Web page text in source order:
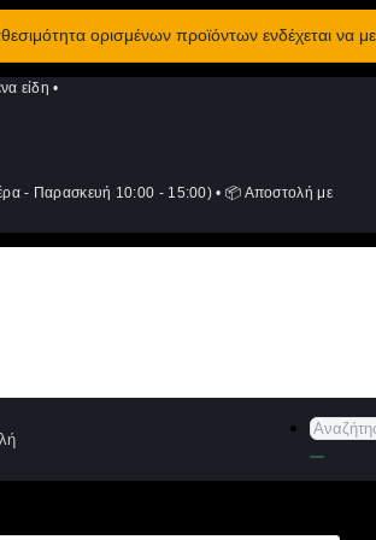
ορισμένων προϊόντων ενδέχεται να
είδη •
- Παρασκευή 10:00 - 15:00) • 📦 Αποστολή με